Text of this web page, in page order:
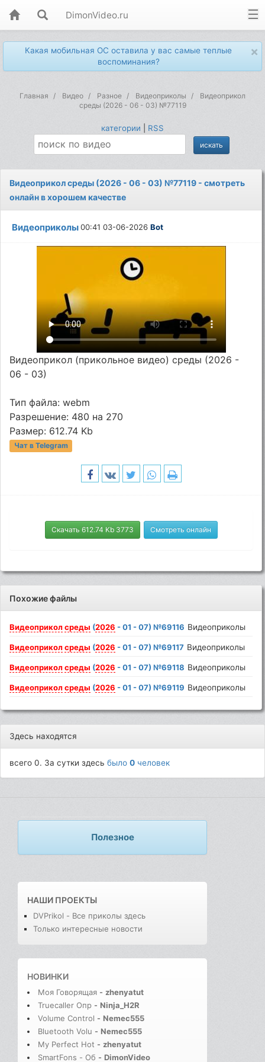
DimonVideo.ru
×
Какая мобильная ОС оставила у вас самые теплые
воспоминания?
Главная Видео Разное Видеоприколы
Видеоприкол
среды (2026 - 06 - 03) №77119
категории RSS
Видеоприкол среды (2026 - 06 - 03) №77119 - смотреть
онлайн в хорошем качестве
Видеоприколы00:41 03-06-2026Bot
Видеоприкол (прикольное видео) среды (2026 -
06 - 03)
Тип файла: webm
Разрешение: 480 на 270
Размер: 612.74 Kb
Чат в Telegram
Скачать 612.74 Kb 3773 Смотреть онлайн
Похожие файлы
Видеоприкол среды (2026 - 01 - 07) №69116 Видеоприколы
Видеоприкол среды (2026 - 01 - 07) №69117 Видеоприколы
Видеоприкол среды (2026 - 01 - 07) №69118 Видеоприколы
Видеоприкол среды (2026 - 01 - 07) №69119 Видеоприколы
Здесь находятся
всего 0. За сутки здесьбыло0 человек
Полезное
НАШИ ПРОЕКТЫ
DVPrikol - Все приколы здесь
Только интересные новости
НОВИНКИ
Моя Говорящая - zhenyatut
Truecaller Опр - Ninja_H2R
Volume Control - Nemec555
Bluetooth Volu - Nemec555
My Perfect Hot - zhenyatut
SmartFons - Об - DimonVideo